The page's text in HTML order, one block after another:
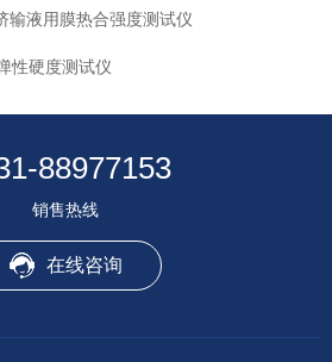
输液用膜热合强度测试仪
性硬度测试仪
88977153
销售热线
在线咨询